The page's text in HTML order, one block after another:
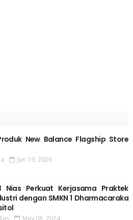
New Balance Flagship Store
Jun 19, 2026
Nias Perkuat Kerjasama Praktek
dengan SMKN 1 Dharmacaraka
May 08, 2024